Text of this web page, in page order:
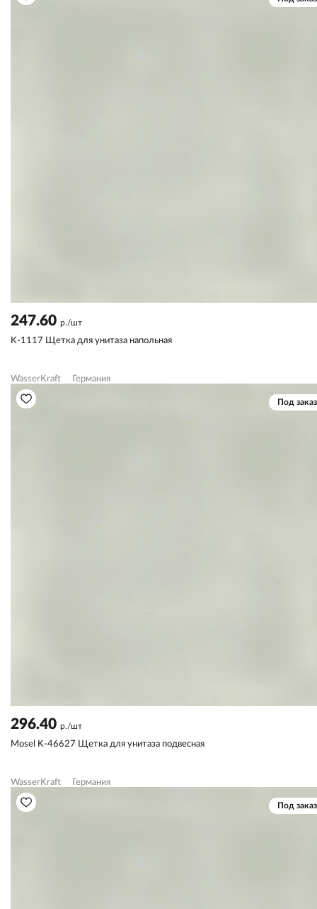
247.60 р./шт
K-1117 Щетка для унитаза напольная
WasserKraft Германия
Под заказ
296.40 р./шт
Mosel K-46627 Щетка для унитаза подвесная
WasserKraft Германия
Под заказ